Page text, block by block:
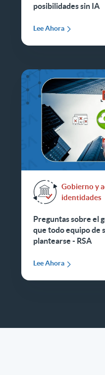
posibilidades sin IA
Lee Ahora
Gobierno y
identidades
Preguntas sobre el
que todo equipo de
plantearse - RSA
Lee Ahora